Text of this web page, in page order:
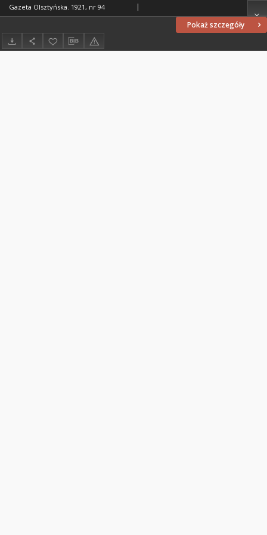
Pokaż szczegóły
Gazeta Olsztyńska. 1921, nr 94